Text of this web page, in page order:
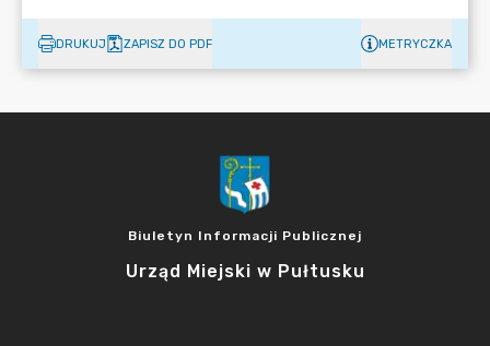
DRUKUJ ZAPISZ DO PDF METRYCZKA
Biuletyn Informacji Publicznej
Urząd Miejski w Pułtusku